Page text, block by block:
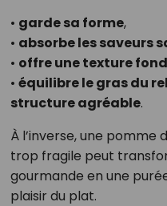
• garde sa forme,
• absorbe les saveurs
• offre une texture
• équilibre le gras du
structure agréable.
À l’inverse, une
trop fragile peut
gourmande en une
plaisir du plat.